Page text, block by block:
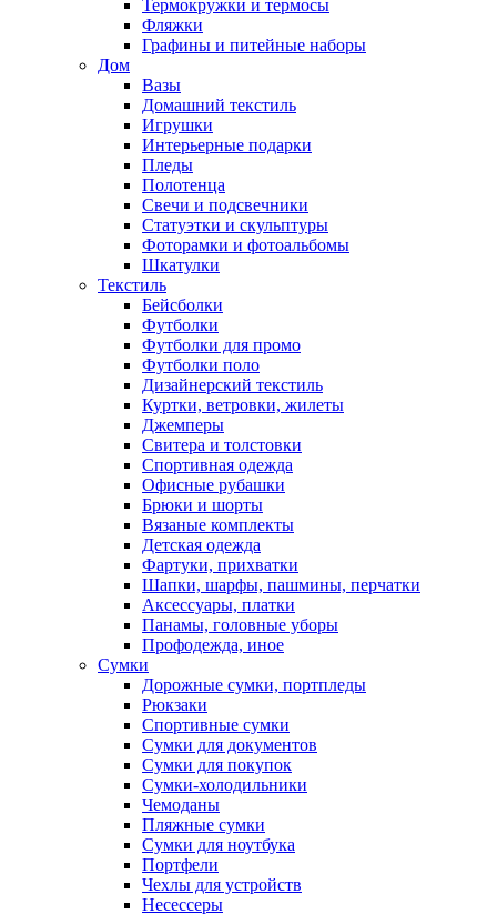
Термокружки и термосы
Фляжки
Графины и питейные наборы
Дом
Вазы
Домашний текстиль
Игрушки
Интерьерные подарки
Пледы
Полотенца
Свечи и подсвечники
Статуэтки и скульптуры
Фоторамки и фотоальбомы
Шкатулки
Текстиль
Бейсболки
Футболки
Футболки для промо
Футболки поло
Дизайнерский текстиль
Куртки, ветровки, жилеты
Джемперы
Свитера и толстовки
Спортивная одежда
Офисные рубашки
Брюки и шорты
Вязаные комплекты
Детская одежда
Фартуки, прихватки
Шапки, шарфы, пашмины, перчатки
Аксессуары, платки
Панамы, головные уборы
Профодежда, иное
Сумки
Дорожные сумки, портпледы
Рюкзаки
Спортивные сумки
Сумки для документов
Сумки для покупок
Сумки-холодильники
Чемоданы
Пляжные сумки
Сумки для ноутбука
Портфели
Чехлы для устройств
Несессеры